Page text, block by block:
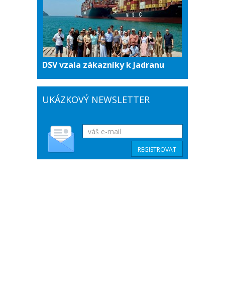
DSV vzala zákazníky k Jadranu
UKÁZKOVÝ NEWSLETTER